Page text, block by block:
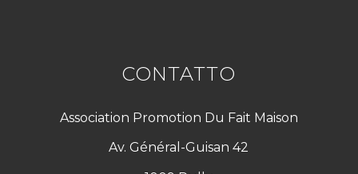
CONTATTO
Association Promotion Du Fait Maison
Av. Général-Guisan 42